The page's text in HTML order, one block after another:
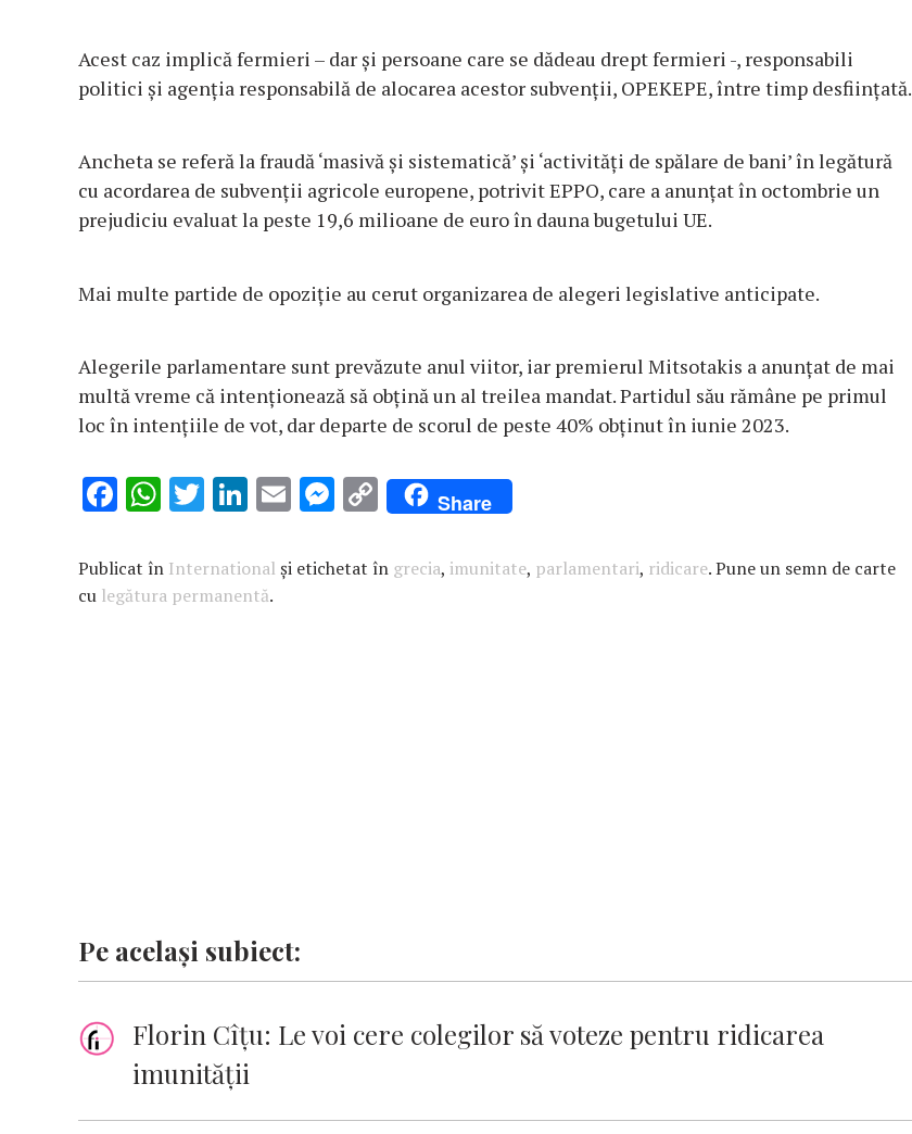
Acest caz implică fermieri – dar şi persoane care se dădeau drept fermieri -, responsabili
politici şi agenţia responsabilă de alocarea acestor subvenţii, OPEKEPE, între timp desfiinţată.
Ancheta se referă la fraudă ‘masivă şi sistematică’ şi ‘activităţi de spălare de bani’ în legătură
cu acordarea de subvenţii agricole europene, potrivit EPPO, care a anunţat în octombrie un
prejudiciu evaluat la peste 19,6 milioane de euro în dauna bugetului UE.
Mai multe partide de opoziţie au cerut organizarea de alegeri legislative anticipate.
Alegerile parlamentare sunt prevăzute anul viitor, iar premierul Mitsotakis a anunţat de mai
multă vreme că intenţionează să obţină un al treilea mandat. Partidul său rămâne pe primul
loc în intenţiile de vot, dar departe de scorul de peste 40% obţinut în iunie 2023.
F
e
b
W
at
s
T
it
te
Li
k
e
E
ai
M
se
C
o
p
Share
Publicat în International și etichetat în grecia, imunitate, parlamentari, ridicare. Pune un semn de carte
cu legătura permanentă.
Pe același subiect:
Florin Cîţu: Le voi cere colegilor să voteze pentru ridicarea
imunităţii